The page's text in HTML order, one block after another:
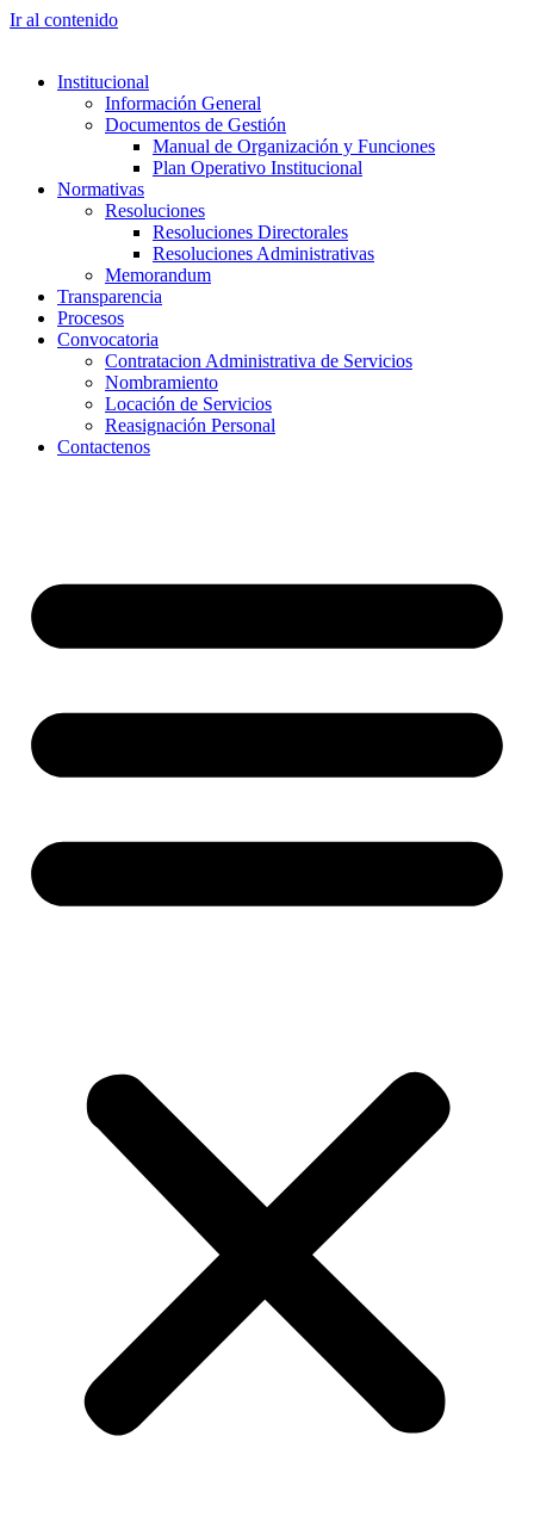
Ir al contenido
Institucional
Información General
Documentos de Gestión
Manual de Organización y Funciones
Plan Operativo Institucional
Normativas
Resoluciones
Resoluciones Directorales
Resoluciones Administrativas
Memorandum
Transparencia
Procesos
Convocatoria
Contratacion Administrativa de Servicios
Nombramiento
Locación de Servicios
Reasignación Personal
Contactenos